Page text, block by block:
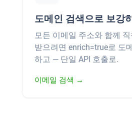
도메인 검색으로 보강
모든 이메일 주소와 함께
받으려면 enrich=true로 도
하고 — 단일 API 호출로.
이메일 검색 →